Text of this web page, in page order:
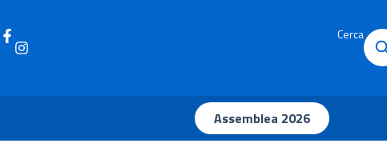
Cerca
Assemblea 2026